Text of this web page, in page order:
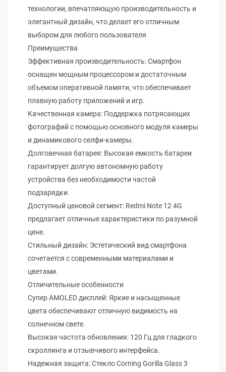
технологии, впечатляющую производительность и
элегантный дизайн, что делает его отличным
выбором для любого пользователя
Преимущества
Эффективная производительность: Смартфон
оснащен мощным процессором и достаточным
объемом оперативной памяти, что обеспечивает
плавную работу приложений и игр.
Качественная камера: Поддержка потрясающих
фотографий с помощью основного модуля камеры
и динамикового селфи-камеры.
Долговечная батарея: Высокая емкость батареи
гарантирует долгую автономную работу
устройства без необходимости частой
подзарядки.
Доступный ценовой сегмент: Redmi Note 12 4G
предлагает отличные характеристики по разумной
цене.
Стильный дизайн: Эстетический вид смартфона
сочетается с современными материалами и
цветами.
Отличительные особенности
Супер AMOLED дисплей: Яркие и насыщенные
цвета обеспечивают отличную видимость на
солнечном свете.
Высокая частота обновления: 120 Гц для гладкого
скроллинга и отзывчивого интерфейса.
Надежная защита: Стекло Corning Gorilla Glass 3